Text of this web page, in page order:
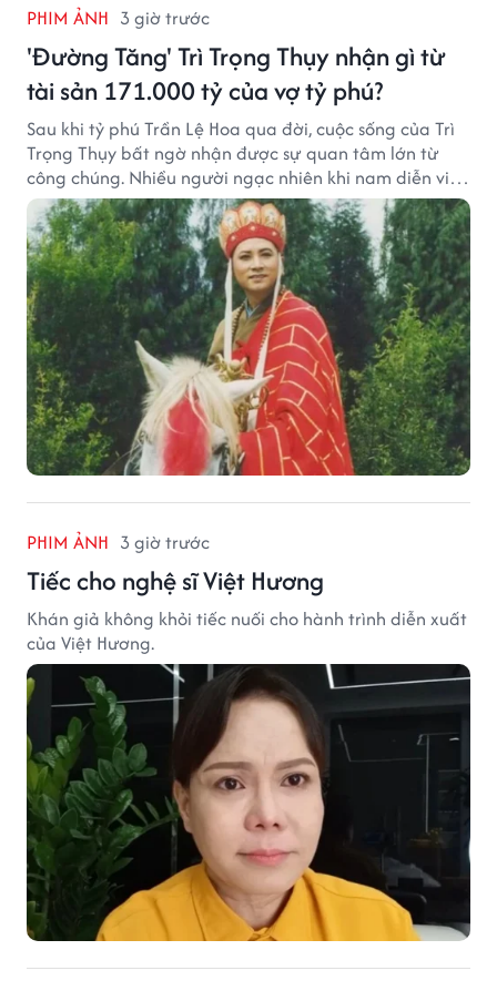
PHIM ẢNH 3 giờ trước
'Đường Tăng' Trì Trọng Thụy nhận gì từ
tài sản 171.000 tỷ của vợ tỷ phú?
Sau khi tỷ phú Trần Lệ Hoa qua đời, cuộc sống của Trì
Trọng Thụy bất ngờ nhận được sự quan tâm lớn từ
công chúng. Nhiều người ngạc nhiên khi nam diễn viên
nổi tiếng với vai Đường Tăng không xuất hiện trong
danh sách thừa kế khối tài sản hàng chục tỷ NDT.
PHIM ẢNH 3 giờ trước
Tiếc cho nghệ sĩ Việt Hương
Khán giả không khỏi tiếc nuối cho hành trình diễn xuất
của Việt Hương.